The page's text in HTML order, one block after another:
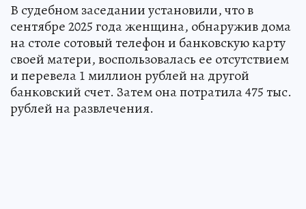
В судебном заседании установили, что в
сентябре 2025 года женщина, обнаружив дома
на столе сотовый телефон и банковскую карту
своей матери, воспользовалась ее отсутствием
и перевела 1 миллион рублей на другой
банковский счет. Затем она потратила 475 тыс.
рублей на развлечения.